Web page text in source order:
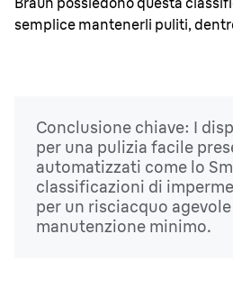
semplice mantenerli puliti,
Conclusione chiave: I
per una pulizia facile
automatizzati come lo
classificazioni di
per un risciacquo
manutenzione minimo.